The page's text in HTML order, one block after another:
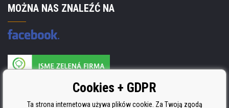
MOŻNA NAS ZNALEŹĆ NA
Producent wkładów posiada certyfikat
ISO 9001, ISO 14001 i STMC.Cookies + GDPR
Ta strona internetowa używa plików cookie. Za Twoją zgodą